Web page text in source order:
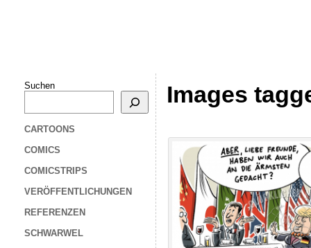
Suchen
CARTOONS
COMICS
COMICSTRIPS
VERÖFFENTLICHUNGEN
REFERENZEN
SCHWARWEL
Images